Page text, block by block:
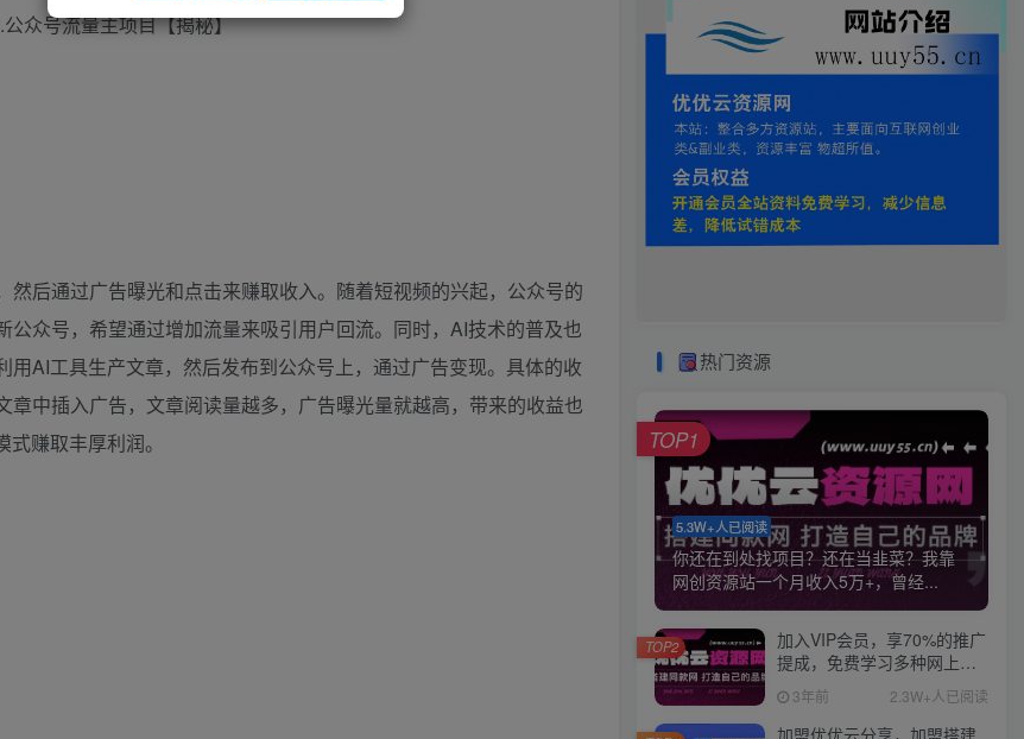
众号流量主项目【揭秘】
后通过广告曝光和点击来赚取收入。随着短视频的兴起，公众号的
众号，希望通过增加流量来吸引用户回流。同时，AI技术的普及也
AI工具生产文章，然后发布到公众号上，通过广告变现。具体的收
中插入广告，文章阅读量越多，广告曝光量就越高，带来的收益也
赚取丰厚利润。
热门资源
5.3W+人已阅读
你还在到处找项目？还在当韭菜？我靠
网创资源站一个月收入5万+，曾经...
TOP1
加入VIP会员，享70%的推广
提成，免费学习多种网上创
业课程，菜鸟秒变大神！
3年前 2.3W+人已阅读
TOP2